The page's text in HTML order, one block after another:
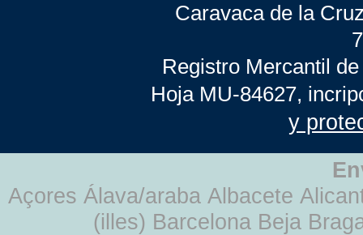
Caravaca de la
Registro Mercantil
Hoja MU-84627,
y
Açores Álava/araba Albacete
(illes) Barcelona Beja